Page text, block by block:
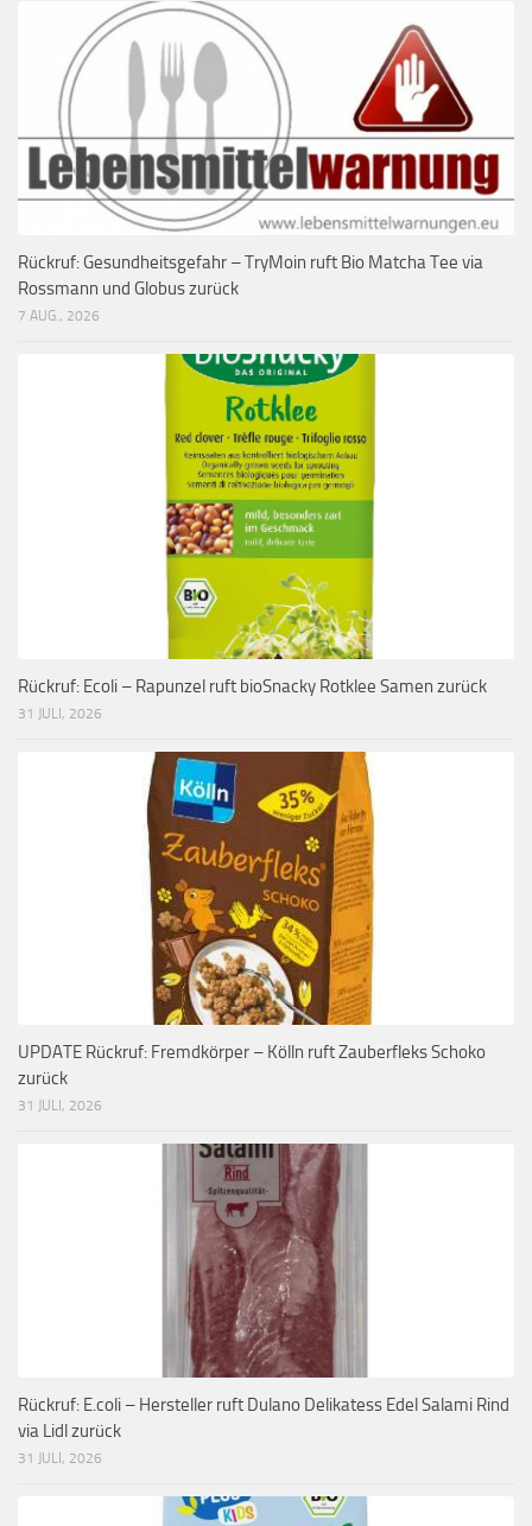
Rückruf: Gesundheitsgefahr – TryMoin ruft Bio Matcha Tee via
Rossmann und Globus zurück
7 AUG., 2026
Rückruf: Ecoli – Rapunzel ruft bioSnacky Rotklee Samen zurück
31 JULI, 2026
UPDATE Rückruf: Fremdkörper – Kölln ruft Zauberfleks Schoko
zurück
31 JULI, 2026
Rückruf: E.coli – Hersteller ruft Dulano Delikatess Edel Salami Rind
via Lidl zurück
31 JULI, 2026